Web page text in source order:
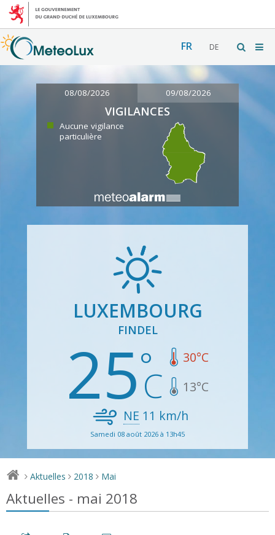
FR DE
08/08/2026 09/08/2026
VIGILANCES
Aucune vigilance
particulière
LUXEMBOURG
FINDEL
25 30°C
13°C
NE 11 km/h
Samedi 08 août 2026 à 13h45
> Aktuelles > 2018 > Mai
Aktuelles - mai 2018